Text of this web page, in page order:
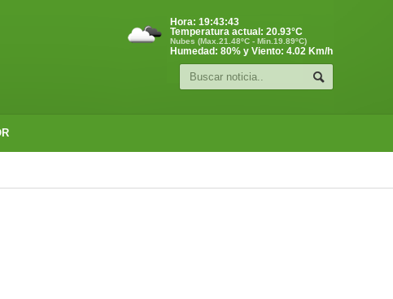
Hora: 19:43:44
Temperatura actual: 20.93°C
Nubes (Max.21.48ºC - Min.19.89ºC)
Humedad: 80% y Viento: 4.02 Km/h